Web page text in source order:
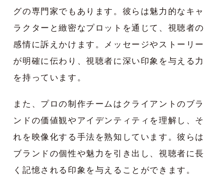
グの専門家でもあります。彼らは魅力的なキャ
ラクターと緻密なプロットを通じて、視聴者の
感情に訴えかけます。メッセージやストーリー
が明確に伝わり、視聴者に深い印象を与える力
を持っています。
また、プロの制作チームはクライアントのブラ
ンドの価値観やアイデンティティを理解し、そ
れを映像化する手法を熟知しています。彼らは
ブランドの個性や魅力を引き出し、視聴者に長
く記憶される印象を与えることができます。